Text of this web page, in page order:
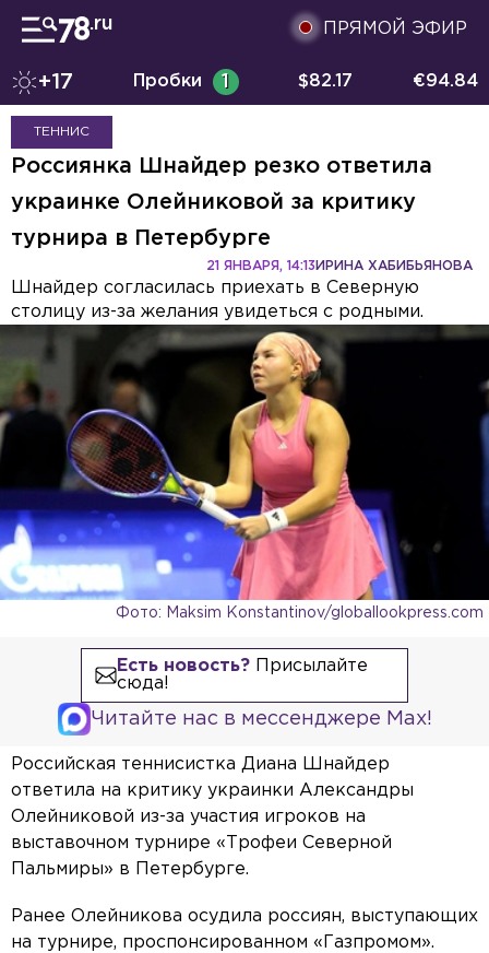
ПРЯМОЙ ЭФИР
+17 Пробки 1 $82.17 €94.84
ТЕННИС
Россиянка Шнайдер резко ответила
украинке Олейниковой за критику
турнира в Петербурге
ИРИНА ХАБИБЬЯНОВА
21 ЯНВАРЯ, 14:13
Шнайдер согласилась приехать в Северную
столицу из-за желания увидеться с родными.
Фото: Maksim Konstantinov/globallookpress.com
Есть новость?Присылайте
сюда!
Читайте нас в мессенджере Max!
Российская теннисистка Диана Шнайдер
ответила на критику украинки Александры
Олейниковой из-за участия игроков на
выставочном турнире «Трофеи Северной
Пальмиры» в Петербурге.
Ранее Олейникова осудила россиян, выступающих
на турнире, проспонсированном «Газпромом».